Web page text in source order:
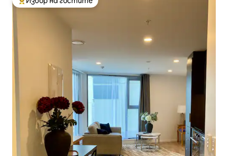
Най-популярен избор на гостите